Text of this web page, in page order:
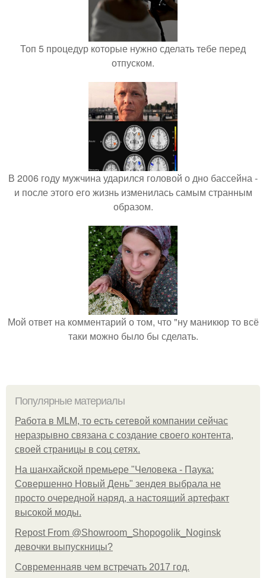
Топ 5 процедур которые нужно сделать тебе перед
отпуском.
В 2006 году мужчина ударился головой о дно бассейна -
и после этого его жизнь изменилась самым странным
образом.
Мой ответ на комментарий о том, что "ну маникюр то всё
таки можно было бы сделать.
Популярные материалы
Работа в MLM, то есть сетевой компании сейчас
неразрывно связана с создание своего контента,
своей страницы в соц сетях.
На шанхайской премьере "Человека - Паука:
Совершенно Новый День" зендея выбрала не
просто очередной наряд, а настоящий артефакт
высокой моды.
Repost From @Showroom_Shopogolik_Noginsk
девочки выпускницы?
Современнаяв чем встречать 2017 год.